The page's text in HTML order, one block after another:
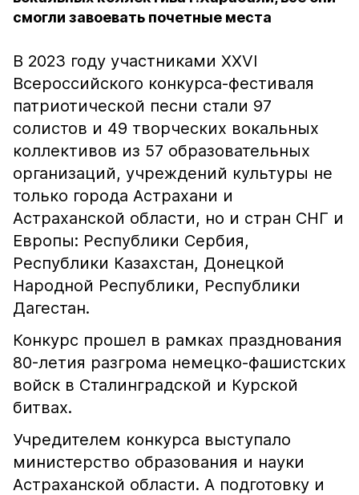
смогли завоевать почетные места
В 2023 году участниками XXVI
Всероссийского конкурса-фестиваля
патриотической песни стали 97
солистов и 49 творческих вокальных
коллективов из 57 образовательных
организаций, учреждений культуры не
только города Астрахани и
Астраханской области, но и стран СНГ и
Европы: Республики Сербия,
Республики Казахстан, Донецкой
Народной Республики, Республики
Дагестан.
Конкурс прошел в рамках празднования
80-летия разгрома немецко-фашистских
войск в Сталинградской и Курской
битвах.
Учредителем конкурса выступало
министерство образования и науки
Астраханской области. А подготовку и